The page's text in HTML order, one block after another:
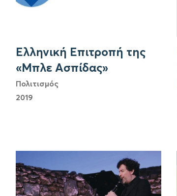
Ελληνική Επιτροπή της
«Μπλε Ασπίδας»
Πολιτισμός
2019